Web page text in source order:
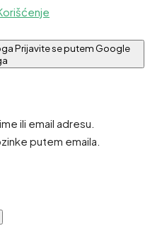
Prijavite se putem Google
ili email adresu.
putem emaila.